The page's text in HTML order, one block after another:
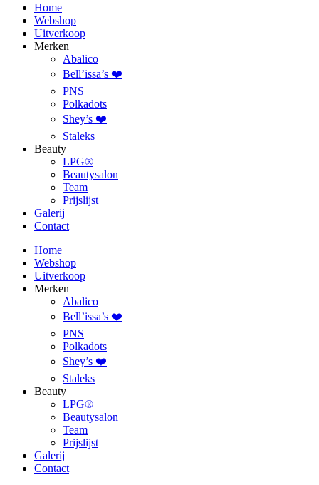
Home
Webshop
Uitverkoop
Merken
Abalico
Bell’issa’s ❤️
PNS
Polkadots
Shey’s ❤️
Staleks
Beauty
LPG®
Beautysalon
Team
Prijslijst
Galerij
Contact
Home
Webshop
Uitverkoop
Merken
Abalico
Bell’issa’s ❤️
PNS
Polkadots
Shey’s ❤️
Staleks
Beauty
LPG®
Beautysalon
Team
Prijslijst
Galerij
Contact